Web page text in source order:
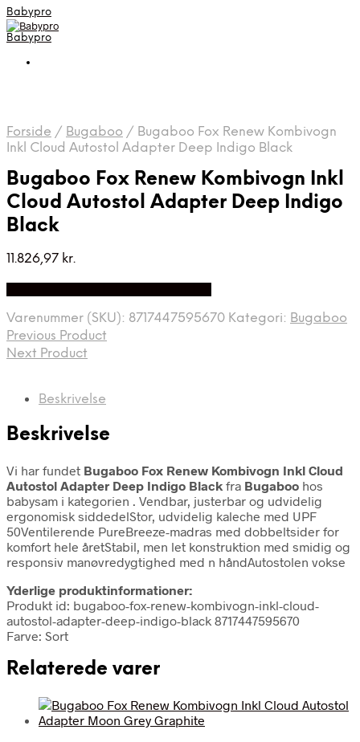
Babypro
Babypro
Forside / Bugaboo / Bugaboo Fox Renew Kombivogn
Inkl Cloud Autostol Adapter Deep Indigo Black
Bugaboo Fox Renew Kombivogn Inkl
Cloud Autostol Adapter Deep Indigo
Black
11.826,97 kr.
Varenummer (SKU): 8717447595670 Kategori: Bugaboo
Previous Product
Next Product
Beskrivelse
Beskrivelse
Vi har fundet Bugaboo Fox Renew Kombivogn Inkl Cloud
Autostol Adapter Deep Indigo Black fra Bugaboo hos
babysam i kategorien . Vendbar, justerbar og udvidelig
ergonomisk siddedelStor, udvidelig kaleche med UPF
50Ventilerende PureBreeze-madras med dobbeltsider for
komfort hele åretStabil, men let konstruktion med smidig og
responsiv manøvredygtighed med n håndAutostolen vokse
Yderlige produktinformationer:
Produkt id: bugaboo-fox-renew-kombivogn-inkl-cloud-
autostol-adapter-deep-indigo-black 8717447595670
Farve: Sort
Relaterede varer